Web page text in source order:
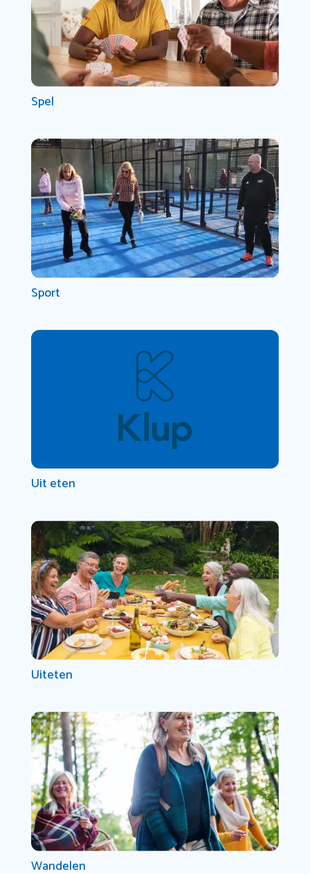
Spel
Sport
Uit eten
Uiteten
Wandelen